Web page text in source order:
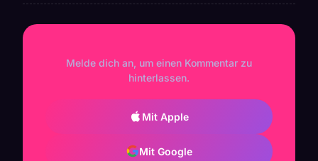
Melde dich an, um einen Kommentar zu
hinterlassen.
Mit Apple
Mit Google